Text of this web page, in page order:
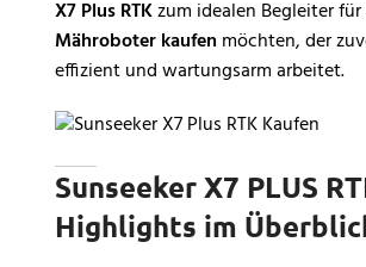
X7 Plus RTKzum idealen Begleiter
Mähroboter kaufen möchten, der
effizient und wartungsarm arbeitet.
Sunseeker X7 PLUS
Highlights im